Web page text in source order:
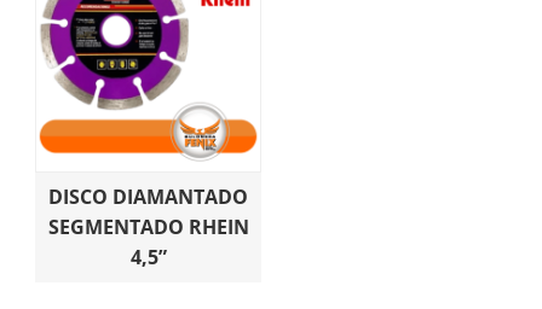
DISCO DIAMANTADO
SEGMENTADO RHEIN
4,5”